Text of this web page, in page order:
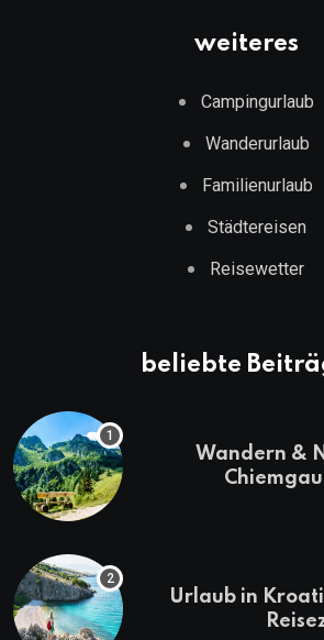
weiteres
Campingurlaub
Wanderurlaub
Familienurlaub
Städtereisen
Reisewetter
beliebte
Wandern &
Urlaub in